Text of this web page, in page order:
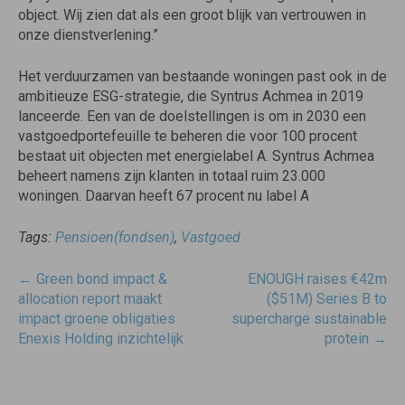
object. Wij zien dat als een groot blijk van vertrouwen in
onze dienstverlening.”
Het verduurzamen van bestaande woningen past ook in de
ambitieuze ESG-strategie, die Syntrus Achmea in 2019
lanceerde. Een van de doelstellingen is om in 2030 een
vastgoedportefeuille te beheren die voor 100 procent
bestaat uit objecten met energielabel A. Syntrus Achmea
beheert namens zijn klanten in totaal ruim 23.000
woningen. Daarvan heeft 67 procent nu label A
Tags: Pensioen(fondsen), Vastgoed
Post
navigatie
← Green bond impact &
allocation report maakt
impact groene obligaties
Enexis Holding inzichtelijk
ENOUGH raises €42m
($51M) Series B to
supercharge sustainable
protein →